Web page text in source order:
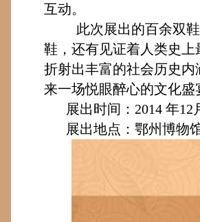
互动。
此次展出的百余双
鞋，还有见证着人类史
折射出丰富的社会历史
来一场悦眼醉心的文化盛
展出时间： 2014 年12
展出地点：鄂州博物